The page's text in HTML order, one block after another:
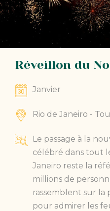
Réveillon du
Janvier
Rio de Janeiro -
Le passage à la
célébré dans tout
Janeiro reste la
millions de
rassemblent sur la
pour admirer les